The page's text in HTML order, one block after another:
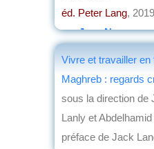
éd. Peter Lang, 2019
parJean Nemo
Vivre et travailler en
Maghreb : regards
sous la direction de
Lanly et
préface de Jack